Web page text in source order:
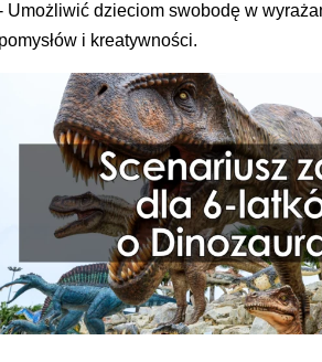
Umożliwić dzieciom swobodę w
i kreatywności.